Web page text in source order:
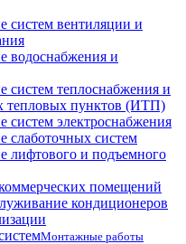
систем вентиляции и
водоснабжения и
систем теплоснабжения и
тепловых пунктов (ИТП)
систем электроснабжения
слаботочных систем
лифтового и подъемного
помещений
кондиционеров
Монтажные работы